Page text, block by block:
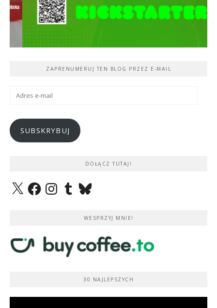
ZAPRENUMERUJ TEN BLOG PRZEZ E-MAIL
Adres
SUBSKRYBUJ
DOŁĄCZ TUTAJ!
X FacebookInstagramTumblrBluesky
WESPRZYJ MNIE!
30 NAJLEPSZYCH